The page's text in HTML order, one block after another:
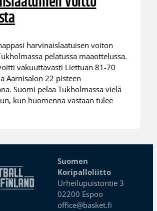
harvinaislaatuisen voiton
pelatussa maaottelussa.
vakuuttavasti Liettuan 81-70
Aarnisalon 22 pisteen
Suomi pelaa Tukholmassa vielä
kun huomenna vastaan tulee
Suomen
Koripalloliitto
Urheilupuistontie 3
02200 Espoo
office@basket.fi